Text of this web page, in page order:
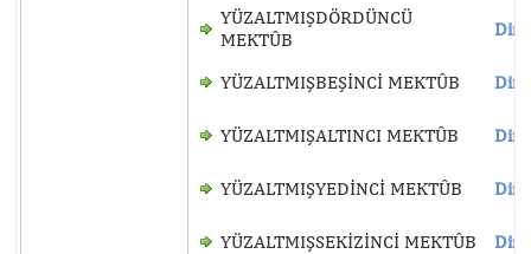
YÜZALTMIŞDÖRDÜNCÜ
MEKTÛB
YÜZALTMIŞBEŞİNCİ MEKTÛB
YÜZALTMIŞALTINCI MEKTÛB
YÜZALTMIŞYEDİNCİ MEKTÛB
YÜZALTMIŞSEKİZİNCİ MEKTÛB